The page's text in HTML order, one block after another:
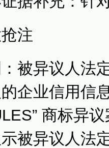
注
被异议人法
企业信用信
商标异
被异议人法